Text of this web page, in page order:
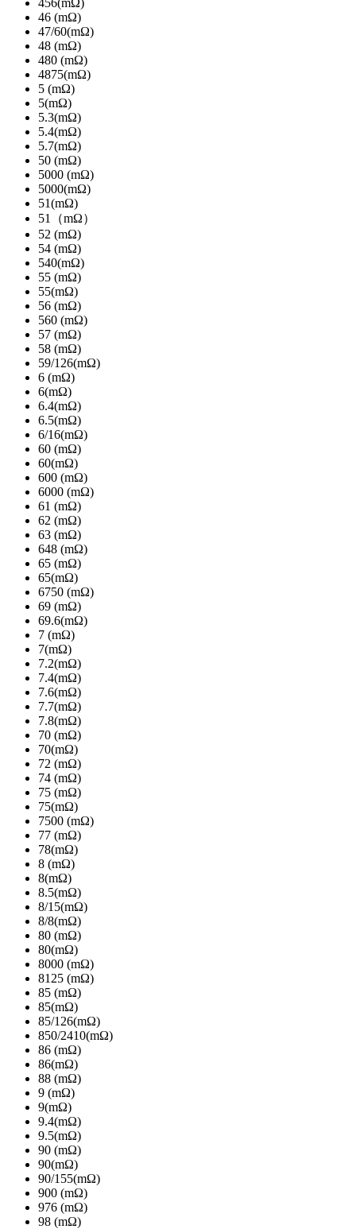
456(mΩ)
46 (mΩ)
47/60(mΩ)
48 (mΩ)
480 (mΩ)
4875(mΩ)
5 (mΩ)
5(mΩ)
5.3(mΩ)
5.4(mΩ)
5.7(mΩ)
50 (mΩ)
5000 (mΩ)
5000(mΩ)
51(mΩ)
51（mΩ）
52 (mΩ)
54 (mΩ)
540(mΩ)
55 (mΩ)
55(mΩ)
56 (mΩ)
560 (mΩ)
57 (mΩ)
58 (mΩ)
59/126(mΩ)
6 (mΩ)
6(mΩ)
6.4(mΩ)
6.5(mΩ)
6/16(mΩ)
60 (mΩ)
60(mΩ)
600 (mΩ)
6000 (mΩ)
61 (mΩ)
62 (mΩ)
63 (mΩ)
648 (mΩ)
65 (mΩ)
65(mΩ)
6750 (mΩ)
69 (mΩ)
69.6(mΩ)
7 (mΩ)
7(mΩ)
7.2(mΩ)
7.4(mΩ)
7.6(mΩ)
7.7(mΩ)
7.8(mΩ)
70 (mΩ)
70(mΩ)
72 (mΩ)
74 (mΩ)
75 (mΩ)
75(mΩ)
7500 (mΩ)
77 (mΩ)
78(mΩ)
8 (mΩ)
8(mΩ)
8.5(mΩ)
8/15(mΩ)
8/8(mΩ)
80 (mΩ)
80(mΩ)
8000 (mΩ)
8125 (mΩ)
85 (mΩ)
85(mΩ)
85/126(mΩ)
850/2410(mΩ)
86 (mΩ)
86(mΩ)
88 (mΩ)
9 (mΩ)
9(mΩ)
9.4(mΩ)
9.5(mΩ)
90 (mΩ)
90(mΩ)
90/155(mΩ)
900 (mΩ)
976 (mΩ)
98 (mΩ)